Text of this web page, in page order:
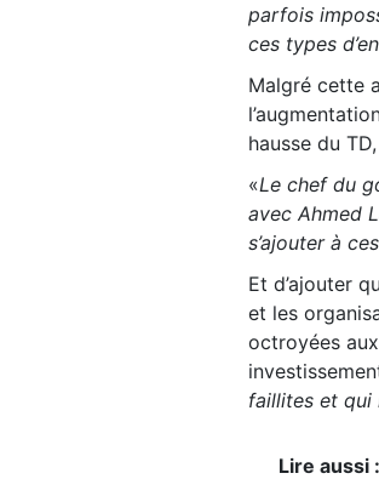
parfois
ces types
Malgré cette
hausse du
«Le chef du
avec Ahmed
s’ajouter à
Et d’ajouter
et les
octroyées
faillites et qui
Lire aussi :